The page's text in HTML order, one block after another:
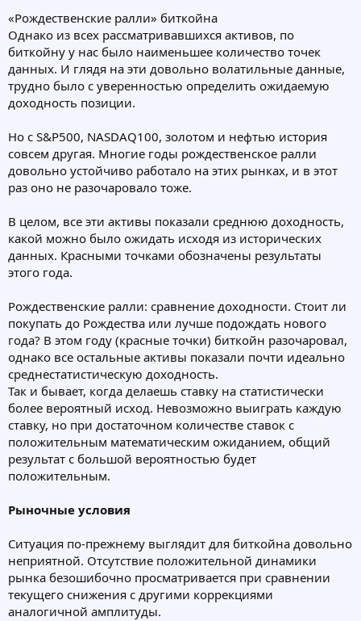
«Рождественские ралли» биткойна
Однако из всех рассматривавшихся активов, по
биткойну у нас было наименьшее количество точек
данных. И глядя на эти довольно волатильные данные,
трудно было с уверенностью определить ожидаемую
доходность позиции.
Но с S&P500, NASDAQ100, золотом и нефтью история
совсем другая. Многие годы рождественское ралли
довольно устойчиво работало на этих рынках, и в этот
раз оно не разочаровало тоже.
В целом, все эти активы показали среднюю доходность,
какой можно было ожидать исходя из исторических
данных. Красными точками обозначены результаты
этого года.
Рождественские ралли: сравнение доходности. Стоит ли
покупать до Рождества или лучше подождать нового
года? В этом году (красные точки) биткойн разочаровал,
однако все остальные активы показали почти идеально
среднестатистическую доходность.
Так и бывает, когда делаешь ставку на статистически
более вероятный исход. Невозможно выиграть каждую
ставку, но при достаточном количестве ставок с
положительным математическим ожиданием, общий
результат с большой вероятностью будет
положительным.
Рыночные условия
Ситуация по-прежнему выглядит для биткойна довольно
неприятной. Отсутствие положительной динамики
рынка безошибочно просматривается при сравнении
текущего снижения с другими коррекциями
аналогичной амплитуды.